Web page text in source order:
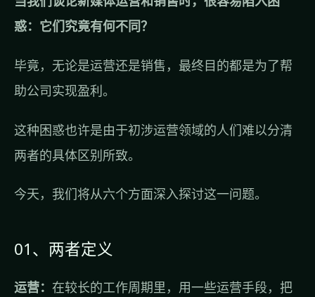
惑：它们究竟有何不同？
毕竟，无论是运营还是销售，最终目的都是为了帮
助公司实现盈利。
这种困惑也许是由于初涉运营领域的人们难以分清
两者的具体区别所致。
今天，我们将从六个方面深入探讨这一问题。
01、两者定义
运营： 在较长的工作周期里，用一些运营手段，把